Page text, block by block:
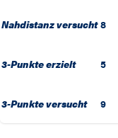
Nahdistanz versucht 8
3-Punkte erzielt 5
3-Punkte versucht 9